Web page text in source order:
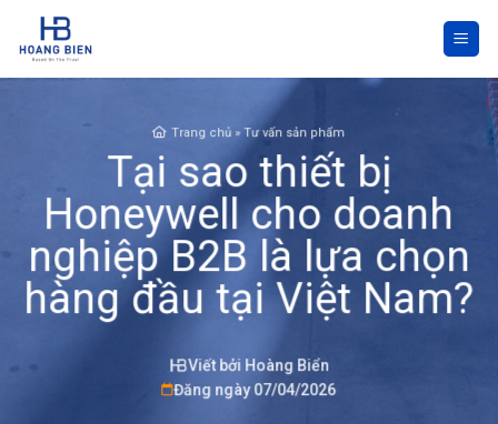
content
Trang chủ »Tư vấn sản phẩm
Tại sao thiết bị
Honeywell cho doanh
nghiệp B2B là lựa chọn
hàng đầu tại Việt Nam?
Viết bởi Hoàng Biển
Đăng ngày 07/04/2026